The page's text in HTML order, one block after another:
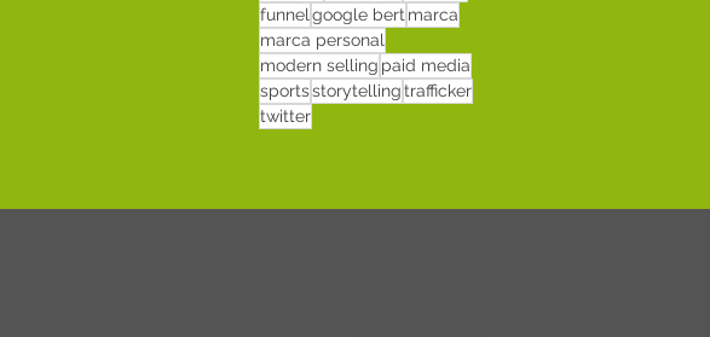
funnel google bert marca
marca personal
modern selling paid media
sportsstorytellingtrafficker
twitter